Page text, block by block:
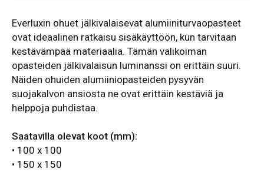
Everluxin ohuet jälkivalaisevat alumiiniturvaopasteet
ovat ideaalinen ratkaisu sisäkäyttöön, kun tarvitaan
kestävämpää materiaalia. Tämän valikoiman
opasteiden jälkivalaisun luminanssi on erittäin suuri.
Näiden ohuiden alumiiniopasteiden pysyvän
suojakalvon ansiosta ne ovat erittäin kestäviä ja
helppoja puhdistaa.
Saatavilla olevat koot (mm):
• 100 x 100
• 150 x 150